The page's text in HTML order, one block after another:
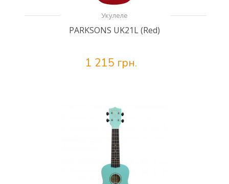
Укулеле
PARKSONS UK21L (Red)
1 215 грн.